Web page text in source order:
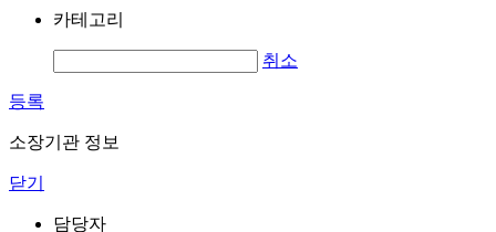
카테고리
취소
등록
소장기관 정보
닫기
담당자